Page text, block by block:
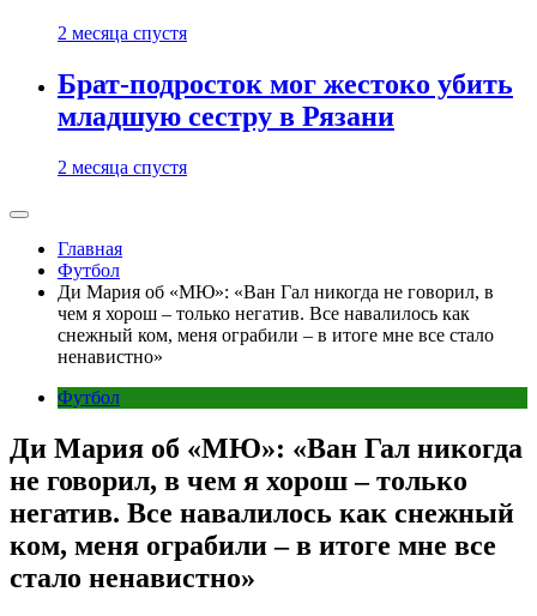
2 месяца спустя
Брат-подросток мог жестоко убить
младшую сестру в Рязани
2 месяца спустя
Главная
Футбол
Ди Мария об «МЮ»: «Ван Гал никогда не говорил, в
чем я хорош – только негатив. Все навалилось как
снежный ком, меня ограбили – в итоге мне все стало
ненавистно»
Футбол
Ди Мария об «МЮ»: «Ван Гал никогда
не говорил, в чем я хорош – только
негатив. Все навалилось как снежный
ком, меня ограбили – в итоге мне все
стало ненавистно»